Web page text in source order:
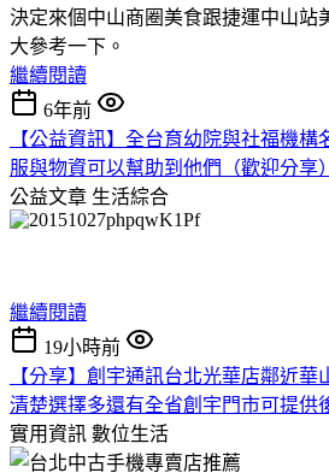
決定來個中山商圈美食跟捷運中山站
大參考一下。
繼續閱讀
6年前
【公益資訊】全台育幼院與社福機
服與物資可以幫助到他們（歡迎分享）
公益文章 生活綜合
繼續閱讀
19小時前
【分享】創宇通訊台北光華店鄰近
清楚選擇多還有全省創宇門市可提供
實用資訊 數位生活